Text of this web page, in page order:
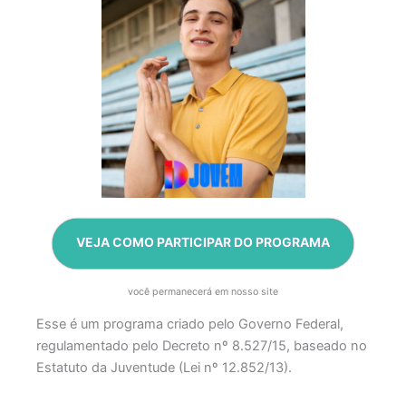
VEJA COMO PARTICIPAR DO PROGRAMA
você permanecerá em nosso site
Esse é um programa criado pelo Governo Federal,
regulamentado pelo Decreto nº 8.527/15, baseado no
Estatuto da Juventude (Lei nº 12.852/13).